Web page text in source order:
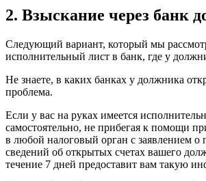
2. Взыскание через банк
Следующий вариант, который мы
исполнительный лист в банк, где у
Не знаете, в каких банках у должника
проблема.
Если у вас на руках имеется
самостоятельно, не прибегая к помощи
в любой налоговый орган с заявлением о
сведений об открытых счетах вашего
течение 7 дней предоставит вам такую